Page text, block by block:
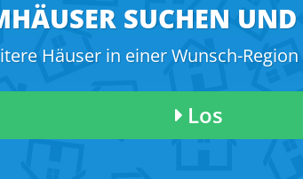
SUCHEN UND
Häuser in einer Wunsch-
Los